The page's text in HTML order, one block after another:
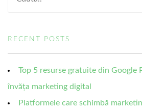
RECENT POSTS
Top 5 resurse gratuite din Google
învăța marketing digital
Platformele care schimbă